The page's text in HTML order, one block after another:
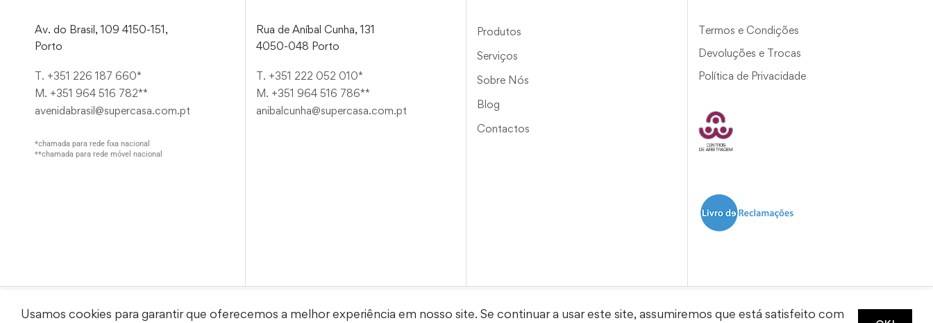
Av. do Brasil, 109 4150-151,
Porto
T. +351 226 187 660*
M. +351 964 516 782**
avenidabrasil@supercasa.com.pt
*chamada para rede fixa nacional
**chamada para rede móvel nacional
Rua de Aníbal Cunha, 131
4050-048 Porto
T. +351 222 052 010*
M. +351 964 516 786**
anibalcunha@supercasa.com.pt
Produtos
Serviços
Sobre Nós
Blog
Contactos
Termos e Condições
Devoluções e Trocas
Política de Privacidade
Usamos cookies para garantir que oferecemos a melhor experiência em nosso site. Se continuar a usar este site, assumiremos que está satisfeito com